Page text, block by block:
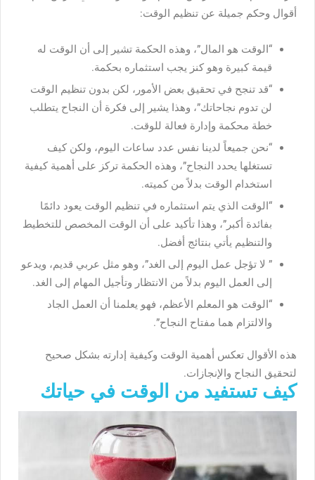
أقوال وحكم جميلة عن تنظيم الوقت:
“الوقت هو المال”، وهذه الحكمة تشير إلى أن الوقت له
قيمة كبيرة وهو كنز يجب استثماره بحكمة.
“قد تنجح في تحقيق بعض الأمور، لكن بدون تنظيم الوقت
لن تدوم نجاحاتك”، وهذا يشير إلى فكرة أن النجاح يتطلب
خطة محكمة وإدارة فعالة للوقت.
“نحن جميعاً لدينا نفس عدد ساعات اليوم، ولكن كيف
تستغلها يحدد النجاح”، وهذه الحكمة تركز على أهمية كيفية
استخدام الوقت بدلاً من كميته.
“الوقت الذي يتم استثماره في تنظيم الوقت يعود دائمًا
بفائدة أكبر”، وهذا تأكيد على أن الوقت المخصص للتخطيط
والتنظيم يأتي بنتائج أفضل.
” لا تؤجل عمل اليوم إلى الغد”، وهو مثل عربي قديم، ويدعو
إلى العمل اليوم بدلاً من الانتظار وتأجيل المهام إلى الغد.
“الوقت هو المعلم الأعظم، فهو يعلمنا أن العمل الجاد
والالتزام هما مفتاح النجاح”.
هذه الأقوال تعكس أهمية الوقت وكيفية إدارته بشكل صحيح
لتحقيق النجاح والإنجازات.
كيف تستفيد من الوقت في حياتك